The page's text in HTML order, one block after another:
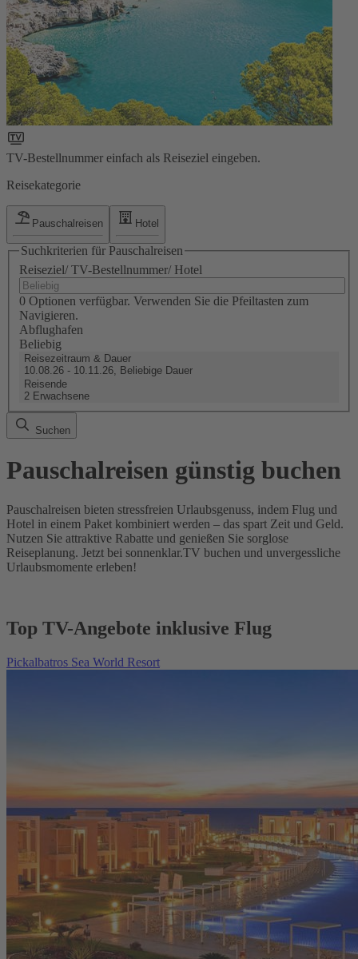
TV-Bestellnummer einfach als Reiseziel eingeben.
Reisekategorie
Pauschalreisen Hotel
Suchkriterien für Pauschalreisen
Reiseziel/ TV-Bestellnummer/ Hotel
0 Optionen verfügbar. Verwenden Sie die Pfeiltasten zum
Navigieren.
Abflughafen
Beliebig
Reisezeitraum & Dauer
10.08.26 - 10.11.26, Beliebige Dauer
Reisende
2 Erwachsene
Suchen
Pauschalreisen günstig buchen
Pauschalreisen bieten stressfreien Urlaubsgenuss, indem Flug und
Hotel in einem Paket kombiniert werden – das spart Zeit und Geld.
Nutzen Sie attraktive Rabatte und genießen Sie sorglose
Reiseplanung. Jetzt bei sonnenklar.TV buchen und unvergessliche
Urlaubsmomente erleben!
Top TV-Angebote inklusive Flug
Pickalbatros Sea World Resort